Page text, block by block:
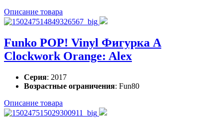
Описание товара
Funko POP! Vinyl Фигурка A
Clockwork Orange: Alex
Серия: 2017
Возрастные ограничения: Fun80
Описание товара